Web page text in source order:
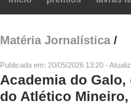
Matéria Jornalística/
Publicada em: 20/05/2026 13:20 -
Academia do
do Atlético